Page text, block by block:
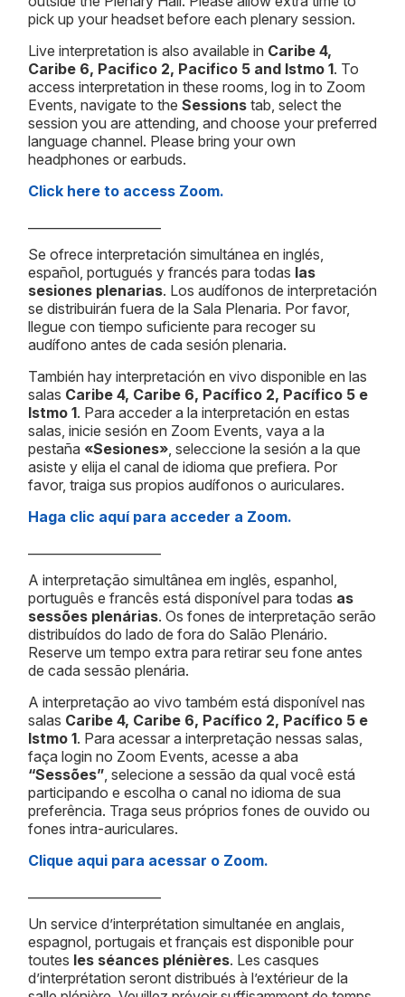
pick up your headset before each plenary session.
Live interpretation is also available in Caribe 4,
Caribe 6, Pacifico 2, Pacifico 5 and Istmo 1. To
access interpretation in these rooms, log in to Zoom
Events, navigate to the Sessions tab, select the
session you are attending, and choose your preferred
language channel. Please bring your own
headphones or earbuds.
Click here to access Zoom.
Se ofrece interpretación simultánea en inglés,
español, portugués y francés para todas las
sesiones plenarias. Los audífonos de interpretación
se distribuirán fuera de la Sala Plenaria. Por favor,
llegue con tiempo suficiente para recoger su
audífono antes de cada sesión plenaria.
También hay interpretación en vivo disponible en las
salas Caribe 4, Caribe 6, Pacífico 2, Pacífico 5 e
Istmo 1. Para acceder a la interpretación en estas
salas, inicie sesión en Zoom Events, vaya a la
pestaña «Sesiones» , seleccione la sesión a la que
asiste y elija el canal de idioma que prefiera. Por
favor, traiga sus propios audífonos o auriculares.
Haga clic aquí para acceder a Zoom.
A interpretação simultânea em inglês, espanhol,
português e francês está disponível para todas as
sessões plenárias. Os fones de interpretação serão
distribuídos do lado de fora do Salão Plenário.
Reserve um tempo extra para retirar seu fone antes
de cada sessão plenária.
A interpretação ao vivo também está disponível nas
salas Caribe 4, Caribe 6, Pacífico 2, Pacífico 5 e
Istmo 1. Para acessar a interpretação nessas salas,
faça login no Zoom Events, acesse a aba
“Sessões” , selecione a sessão da qual você está
participando e escolha o canal no idioma de sua
preferência. Traga seus próprios fones de ouvido ou
fones intra-auriculares.
Clique aqui para acessar o Zoom.
Un service d’interprétation simultanée en anglais,
espagnol, portugais et français est disponible pour
toutes les séances plénières. Les casques
d’interprétation seront distribués à l’extérieur de la